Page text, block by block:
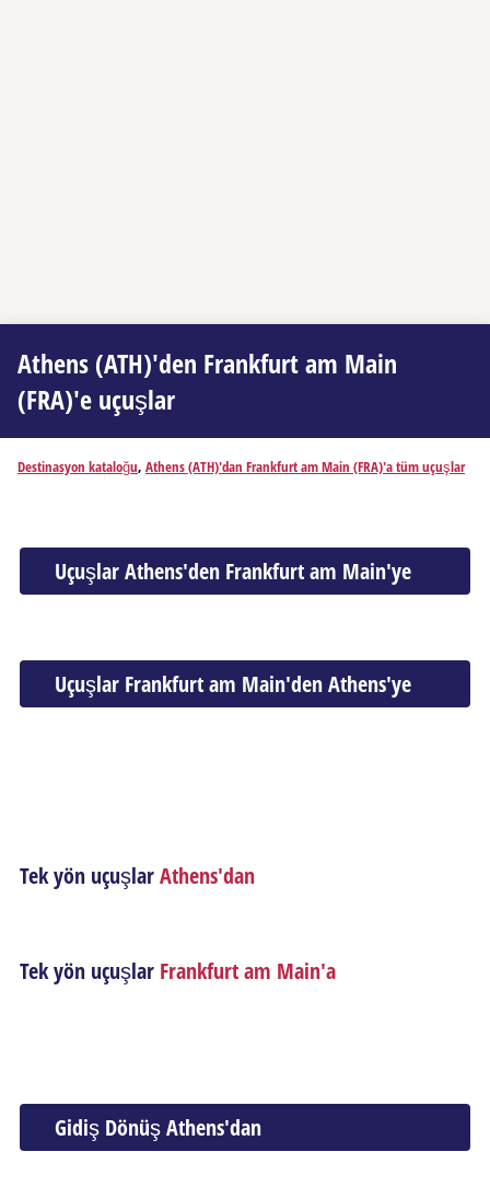
Athens (ATH)'den Frankfurt am Main
(FRA)'e uçuşlar
Destinasyon kataloğu, Athens (ATH)'dan Frankfurt am Main (FRA)'a tüm uçuşlar
Uçuşlar Athens'den Frankfurt am Main'ye
Uçuşlar Frankfurt am Main'den Athens'ye
Tek yön uçuşlarAthens'dan
Tek yön uçuşlar Frankfurt am Main'a
Gidiş Dönüş Athens'dan